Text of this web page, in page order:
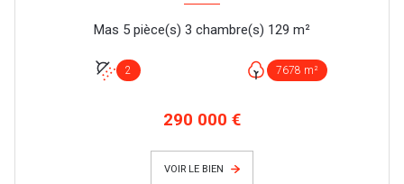
Mas 5 pièce(s) 3 chambre(s) 129 m²
2 7678 m²
290 000 €
VOIR LE BIEN